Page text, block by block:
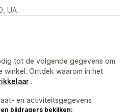
UA
tot de volgende gegevens om
winkel. Ontdek waarom in het
.
en activiteitsgegevens
bijdragers bekijken: